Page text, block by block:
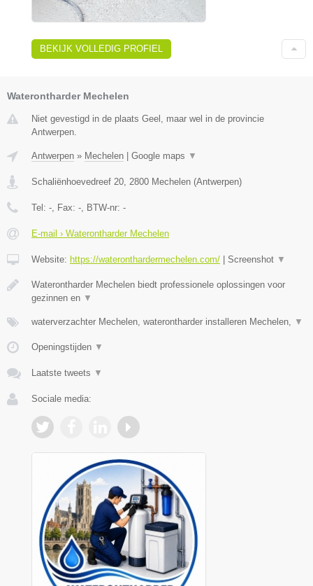
BEKIJK VOLLEDIG PROFIEL
Waterontharder Mechelen
Niet gevestigd in de plaats Geel, maar wel in de provincie
Antwerpen.
Antwerpen » Mechelen Google maps ▼
Schaliënhoevedreef 20, 2800 Mechelen (Antwerpen)
Tel: -, Fax: -, BTW-nr: -
E-mail › Waterontharder Mechelen
Website: https://wateronthardermechelen.com/ Screenshot ▼
Waterontharder Mechelen biedt professionele oplossingen voor
gezinnen en ▼
waterverzachter Mechelen, waterontharder installeren Mechelen, ▼
Openingstijden ▼
Laatste tweets ▼
Sociale media: